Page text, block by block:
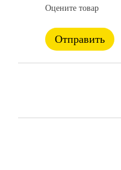
Оцените товар
Отправить